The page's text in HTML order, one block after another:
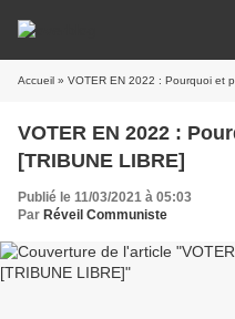
Accueil » VOTER EN 2022 : Pourquoi et
VOTER EN 2022 :
[TRIBUNE LIBRE]
Publié le 11/03/2021 à 05:03
Par Réveil Communiste